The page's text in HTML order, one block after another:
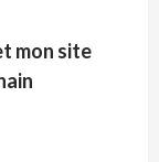
mon site